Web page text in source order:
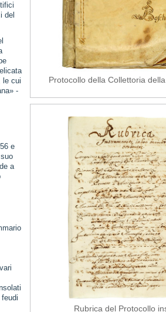
del
le cui
-
e
a
Protocollo della Collettoria
Rubrica del Protocollo